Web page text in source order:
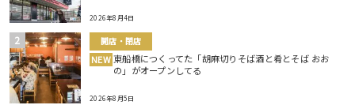
2026年8月4日
開店・閉店
NEW 東船橋につくってた「胡麻切りそば酒と肴とそば おお
の」がオープンしてる
2026年8月5日